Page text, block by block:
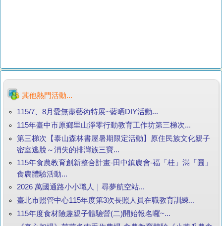
其他熱門活動...
115/7、8月愛無盡藝術特展~藍晒DIY活動...
115年臺中市原鄉里山淨零行動教育工作坊第三梯次...
第三梯次【泰山森林書屋暑期限定活動】原住民族文化親子
密室逃脫～消失的排灣族三寶...
115年食農教育創新整合計畫-田中鎮農會-福「桂」滿「圓」
食農體驗活動...
2026 萬國通路小小職人｜尋夢航空站...
臺北市照管中心115年度第3次長照人員在職教育訓練...
115年度食材險趣親子體驗營(二)開始報名囉~...